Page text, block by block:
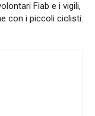
Fiab e i vigili,
con i piccoli ciclisti.